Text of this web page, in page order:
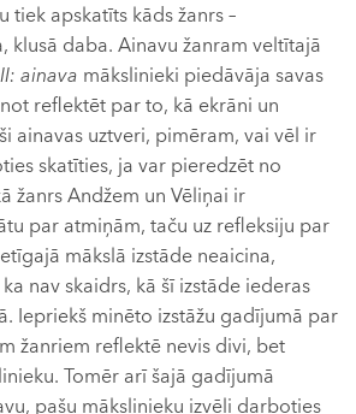
apskatīts kāds žanrs –
klusā daba. Ainavu žanram veltītajā
ainava mākslinieki piedāvāja savas
reflektēt par to, kā ekrāni un
ainavas uztveri, pimēram, vai vēl ir
skatīties, ja var pieredzēt no
žanrs Andžem un Vēliņai ir
par atmiņām, taču uz refleksiju par
mākslā izstāde neaicina,
nav skaidrs, kā šī izstāde iederas
Iepriekš minēto izstāžu gadījumā par
žanriem reflektē nevis divi, bet
Tomēr arī šajā gadījumā
pašu mākslinieku izvēli darboties